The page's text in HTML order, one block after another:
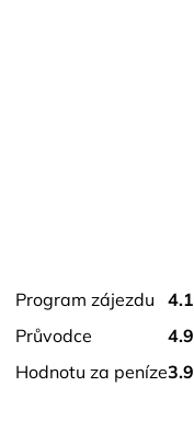
divů starověkého
do hotelu v Marsa
program zájezdu
4.1
průvodce
4.9
hodnotu za peníze3.9